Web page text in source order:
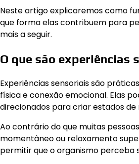
Neste artigo explicaremos como
que forma elas contribuem para
mais a seguir.
O que são experiências
Experiências sensoriais são
física e conexão emocional. Elas
direcionados para criar estados
Ao contrário do que muitas
momentâneo ou relaxamento
permitir que o organismo perceba